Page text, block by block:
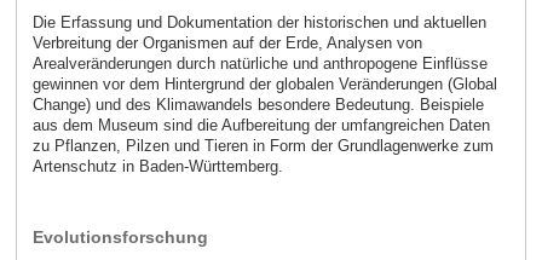
Die Erfassung und Dokumentation der historischen und aktuellen
Verbreitung der Organismen auf der Erde, Analysen von
Arealveränderungen durch natürliche und anthropogene Einflüsse
gewinnen vor dem Hintergrund der globalen Veränderungen (Global
Change) und des Klimawandels besondere Bedeutung. Beispiele
aus dem Museum sind die Aufbereitung der umfangreichen Daten
zu Pflanzen, Pilzen und Tieren in Form der Grundlagenwerke zum
Artenschutz in Baden-Württemberg.
Evolutionsforschung